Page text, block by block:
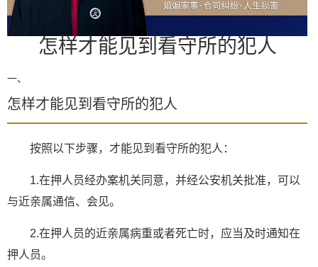
怎样才能见到看守所的犯人
一、
怎样才能见到看守所的犯人
按照以下步骤，才能见到看守所的犯人：
1.在押人员经办案机关同意，并经公安机关批准，可以
与近亲属通信、会见。
2.在押人员的近亲属病重或者死亡时，应当及时通知在
押人员。